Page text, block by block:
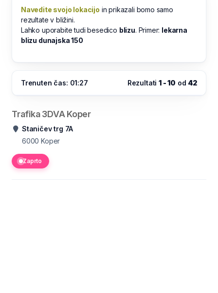
Navedite svojo lokacijo in prikazali bomo samo
rezultate v bližini.
Lahko uporabite tudi besedico blizu. Primer: lekarna
blizu dunajska 150
Trenuten čas: 01:27 Rezultati1 - 10 od 42
Trafika 3DVA Koper
Staničev trg 7A
6000 Koper
Zaprto